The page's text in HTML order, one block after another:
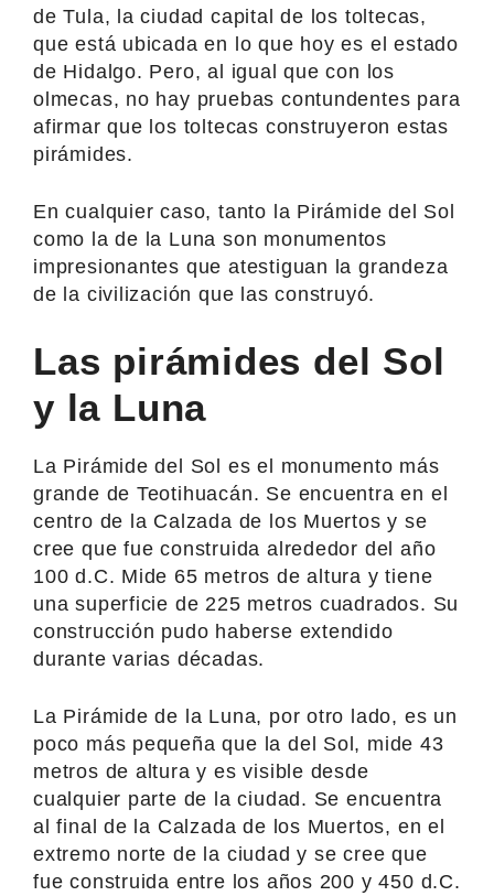
de Tula, la ciudad capital de los toltecas,
que está ubicada en lo que hoy es el estado
de Hidalgo. Pero, al igual que con los
olmecas, no hay pruebas contundentes para
afirmar que los toltecas construyeron estas
pirámides.
En cualquier caso, tanto la Pirámide del Sol
como la de la Luna son monumentos
impresionantes que atestiguan la grandeza
de la civilización que las construyó.
Las pirámides del Sol
y la Luna
La Pirámide del Sol es el monumento más
grande de Teotihuacán. Se encuentra en el
centro de la Calzada de los Muertos y se
cree que fue construida alrededor del año
100 d.C. Mide 65 metros de altura y tiene
una superficie de 225 metros cuadrados. Su
construcción pudo haberse extendido
durante varias décadas.
La Pirámide de la Luna, por otro lado, es un
poco más pequeña que la del Sol, mide 43
metros de altura y es visible desde
cualquier parte de la ciudad. Se encuentra
al final de la Calzada de los Muertos, en el
extremo norte de la ciudad y se cree que
fue construida entre los años 200 y 450 d.C.